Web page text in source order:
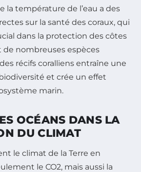
la température de l’eau a des
sur la santé des coraux, qui
dans la protection des côtes
de nombreuses espèces
récifs coralliens entraîne une
et crée un effet
marin.
OCÉANS DANS LA
DU CLIMAT
le climat de la Terre en
le CO2, mais aussi la